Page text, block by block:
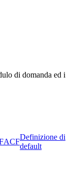
di domanda ed i
ACF
Definizione di
default